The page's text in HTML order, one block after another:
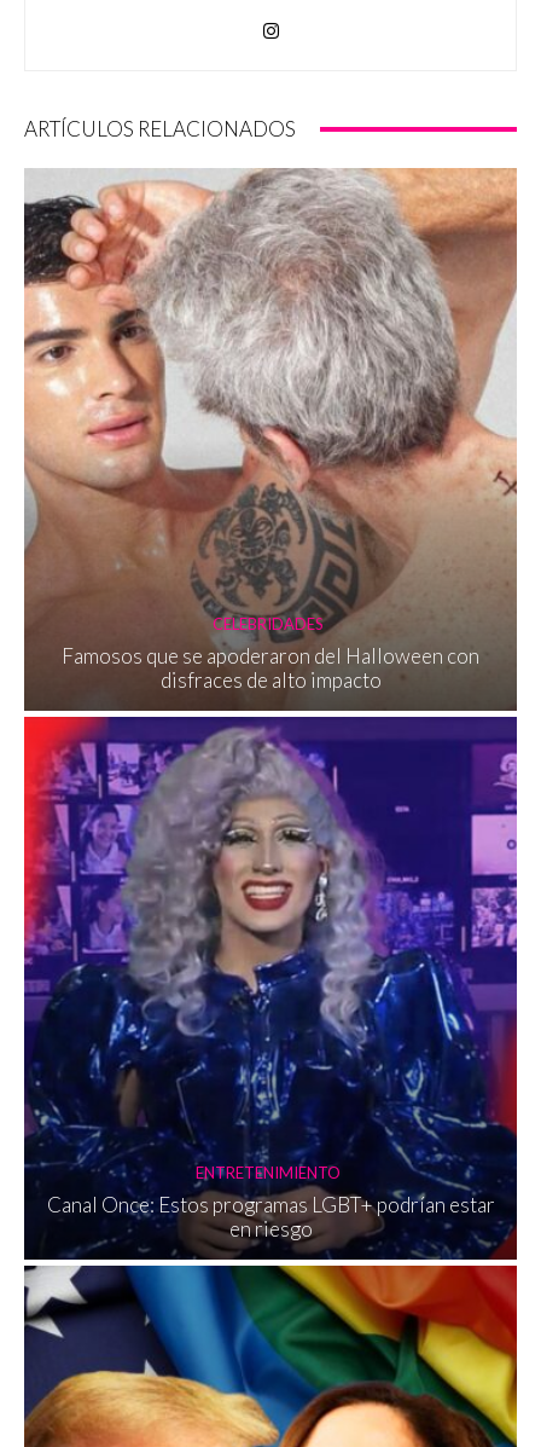
ARTÍCULOS RELACIONADOS
CELEBRIDADES
Famosos que se apoderaron del Halloween con
disfraces de alto impacto
ENTRETENIMIENTO
Canal Once: Estos programas LGBT+ podrían estar
en riesgo